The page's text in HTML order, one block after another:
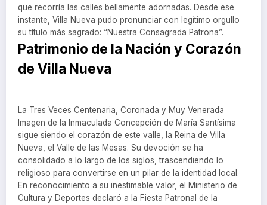
que recorría las calles bellamente adornadas. Desde ese
instante, Villa Nueva pudo pronunciar con legítimo orgullo
su título más sagrado: “Nuestra Consagrada Patrona”.
Patrimonio de la Nación y Corazón
de Villa Nueva
La Tres Veces Centenaria, Coronada y Muy Venerada
Imagen de la Inmaculada Concepción de María Santísima
sigue siendo el corazón de este valle, la Reina de Villa
Nueva, el Valle de las Mesas. Su devoción se ha
consolidado a lo largo de los siglos, trascendiendo lo
religioso para convertirse en un pilar de la identidad local.
En reconocimiento a su inestimable valor, el Ministerio de
Cultura y Deportes declaró a la Fiesta Patronal de la